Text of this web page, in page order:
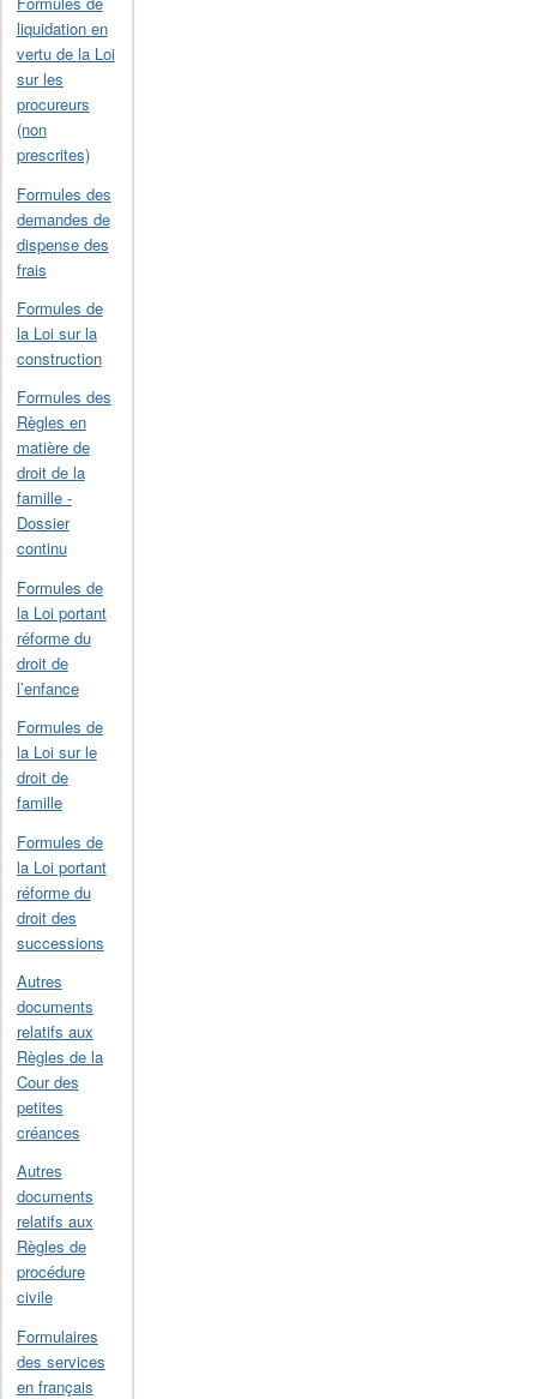
liquidation en
vertu de la Loi
sur les
procureurs
(non
prescrites)
Formules des
demandes de
dispense des
frais
Formules de
la Loi sur la
construction
Formules des
Règles en
matière de
droit de la
famille -
Dossier
continu
Formules de
la Loi portant
réforme du
droit de
l’enfance
Formules de
la Loi sur le
droit de
famille
Formules de
la Loi portant
réforme du
droit des
successions
Autres
documents
relatifs aux
Règles de la
Cour des
petites
créances
Autres
documents
relatifs aux
Règles de
procédure
civile
Formulaires
des services
en français